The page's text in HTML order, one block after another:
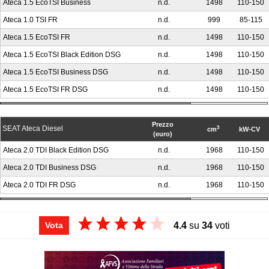
compatte, ma con interni curati e una sensazione di qualità
elevata, proprio come quella percepita sulle cugine Tiguan e
Kodiaq. E, proprio come loro, può contare su uno dei cambi
automatici più rapidi in commercio, il DSG.
Iprezzisono concorrenziali in rapporto alla qualità, ma
puntando sulle versioni diesel top di gamma da 190 CV con
trazione 4x4 e cambio DSG il costo sale proporzionalmente.
L'allestimento d’ingresso ha una dotazione risicata: bisogna
mettere in conto di aggiungere qualche optional.
Ateca 1.5 EcoTSI Business n.d. 1498 110-150
Ateca 1.0 TSI FR n.d. 999 85-115
Ateca 1.5 EcoTSI FR n.d. 1498 110-150
Ateca 1.5 EcoTSI Black Edition DSG n.d. 1498 110-150
Ateca 1.5 EcoTSI Business DSG n.d. 1498 110-150
Ateca 1.5 EcoTSI FR DSG n.d. 1498 110-150
SEAT Ateca Diesel
Prezzo
(euro)
cm3 kW-CV
Ateca 2.0 TDI Black Edition DSG n.d. 1968 110-150
Ateca 2.0 TDI Business DSG n.d. 1968 110-150
Ateca 2.0 TDI FR DSG n.d. 1968 110-150
Vota 4.4 su 34 voti